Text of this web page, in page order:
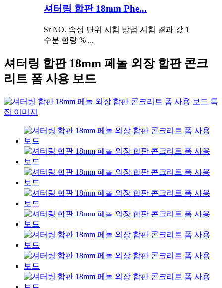
셔터링 합판 18mm Phe...
Sr NO. 속성 단위 시험 방법 시험 결과 값 1
수분 함량 % ...
셔터링 합판 18mm 페놀 외장 합판 콘크
리트 폼 사용 보드